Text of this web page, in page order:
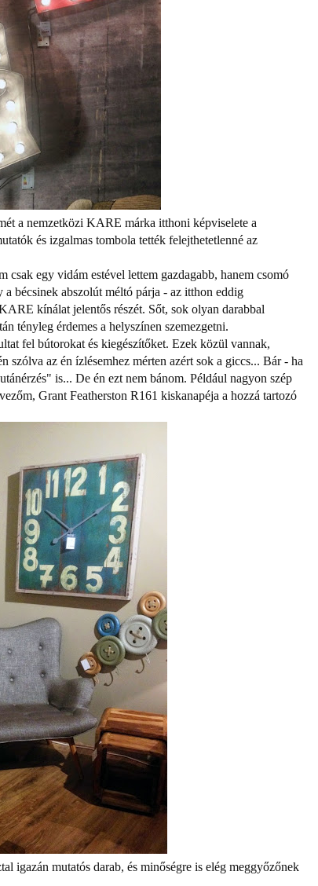
a nemzetközi KARE márka itthoni képviselete a
és izgalmas tombola tették felejthetetlenné az
csak egy vidám estével lettem gazdagabb, hanem csomó
bécsinek abszolút méltó párja - az itthon eddig
kínálat jelentős részét. Sőt, sok olyan darabbal
tényleg érdemes a helyszínen szemezgetni.
fel bútorokat és kiegészítőket. Ezek közül vannak,
szólva az én ízlésemhez mérten azért sok a giccs... Bár - ha
is... De én ezt nem bánom. Például nagyon szép
Grant Featherston R161 kiskanapéja a hozzá tartozó
igazán mutatós darab, és minőségre is elég meggyőzőnek